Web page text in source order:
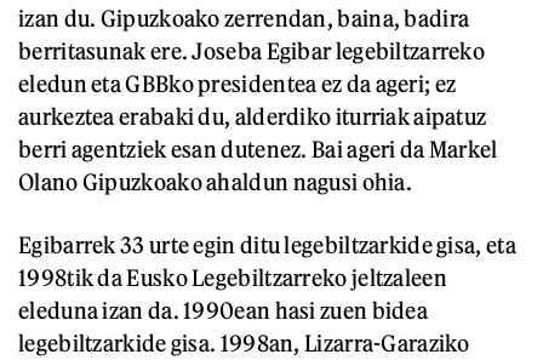
izan du. Gipuzkoako zerrendan, baina, badira
berritasunak ere. Joseba Egibar legebiltzarreko
eledun eta GBBko presidentea ez da ageri; ez
aurkeztea erabaki du, alderdiko iturriak aipatuz
berri agentziek esan dutenez. Bai ageri da Markel
Olano Gipuzkoako ahaldun nagusi ohia.
Egibarrek 33 urte egin ditu legebiltzarkide gisa, eta
1998tik da Eusko Legebiltzarreko jeltzaleen
eleduna izan da. 1990ean hasi zuen bidea
legebiltzarkide gisa. 1998an, Lizarra-Garaziko